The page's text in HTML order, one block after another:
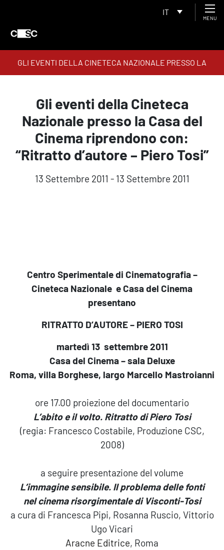
IT
MENU
GLI EVENTI DELLA CINETECA NAZIONALE PRESSO LA
CASA DEL CINEMA RIPRENDONO CON: “RITRATTO D’AUTORE
Gli eventi della Cineteca
Nazionale presso la Casa del
Cinema riprendono con:
“Ritratto d’autore – Piero Tosi”
13 Settembre 2011 - 13 Settembre 2011
Centro Sperimentale di Cinematografia –
Cineteca Nazionale e Casa del Cinema
presentano
RITRATTO D’AUTORE – PIERO TOSI
martedì 13 settembre 2011
Casa del Cinema – sala Deluxe
Roma, villa Borghese, largo Marcello Mastroianni
ore 17.00 proiezione del documentario
L’abito e il volto. Ritratto di Piero Tosi
(regia: Francesco Costabile, Produzione CSC,
2008)
a seguire presentazione del volume
L’immagine sensibile. Il problema delle fonti
nel cinema risorgimentale di Visconti-Tosi
a cura di Francesca Pipi, Rosanna Ruscio, Vittorio
Ugo Vicari
Aracne Editrice, Roma